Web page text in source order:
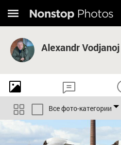
Alexandr Vodjanoj
Все фото-категории